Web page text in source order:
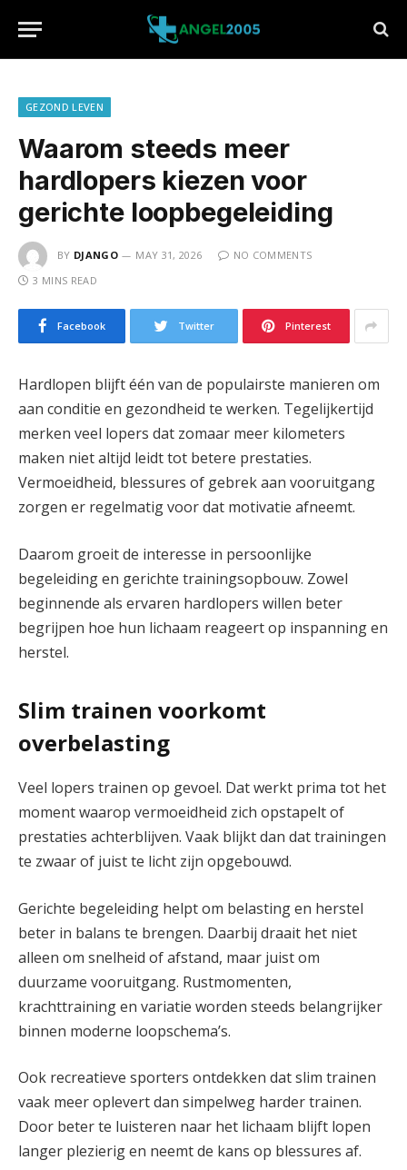
GEZOND LEVEN
Waarom steeds meer
hardlopers kiezen voor
gerichte loopbegeleiding
BY DJANGO MAY 31, 2026
NO COMMENTS
3 MINS READ
Facebook Twitter Pinterest
Hardlopen blijft één van de populairste manieren om
aan conditie en gezondheid te werken. Tegelijkertijd
merken veel lopers dat zomaar meer kilometers
maken niet altijd leidt tot betere prestaties.
Vermoeidheid, blessures of gebrek aan vooruitgang
zorgen er regelmatig voor dat motivatie afneemt.
Daarom groeit de interesse in persoonlijke
begeleiding en gerichte trainingsopbouw. Zowel
beginnende als ervaren hardlopers willen beter
begrijpen hoe hun lichaam reageert op inspanning en
herstel.
Slim trainen voorkomt
overbelasting
Veel lopers trainen op gevoel. Dat werkt prima tot het
moment waarop vermoeidheid zich opstapelt of
prestaties achterblijven. Vaak blijkt dan dat trainingen
te zwaar of juist te licht zijn opgebouwd.
Gerichte begeleiding helpt om belasting en herstel
beter in balans te brengen. Daarbij draait het niet
alleen om snelheid of afstand, maar juist om
duurzame vooruitgang. Rustmomenten,
krachttraining en variatie worden steeds belangrijker
binnen moderne loopschema’s.
Ook recreatieve sporters ontdekken dat slim trainen
vaak meer oplevert dan simpelweg harder trainen.
Door beter te luisteren naar het lichaam blijft lopen
langer plezierig en neemt de kans op blessures af.